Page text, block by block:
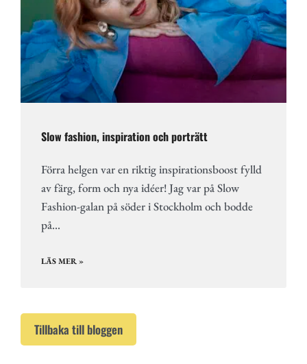
Slow fashion, inspiration och porträtt
Förra helgen var en riktig inspirationsboost fylld
av färg, form och nya idéer! Jag var på Slow
Fashion-galan på söder i Stockholm och bodde
på…
LÄS MER »
Tillbaka till bloggen